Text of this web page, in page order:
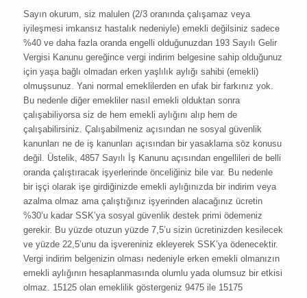
Sayın okurum, siz malulen (2/3 oranında çalışamaz veya
iyileşmesi imkansız hastalık nedeniyle) emekli değilsiniz sadece
%40 ve daha fazla oranda engelli olduğunuzdan 193 Sayılı Gelir
Vergisi Kanunu gereğince vergi indirim belgesine sahip olduğunuz
için yaşa bağlı olmadan erken yaşlılık aylığı sahibi (emekli)
olmuşsunuz. Yani normal emeklilerden en ufak bir farkınız yok.
Bu nedenle diğer emekliler nasıl emekli olduktan sonra
çalışabiliyorsa siz de hem emekli aylığını alıp hem de
çalışabilirsiniz. Çalışabilmeniz açısından ne sosyal güvenlik
kanunları ne de iş kanunları açısından bir yasaklama söz konusu
değil. Üstelik, 4857 Sayılı İş Kanunu açısından engellileri de belli
oranda çalıştıracak işyerlerinde önceliğiniz bile var. Bu nedenle
bir işçi olarak işe girdiğinizde emekli aylığınızda bir indirim veya
azalma olmaz ama çalıştığınız işyerinden alacağınız ücretin
%30’u kadar SSK’ya sosyal güvenlik destek primi ödemeniz
gerekir. Bu yüzde otuzun yüzde 7,5’u sizin ücretinizden kesilecek
ve yüzde 22,5’unu da işvereniniz ekleyerek SSK’ya ödenecektir.
Vergi indirim belgenizin olması nedeniyle erken emekli olmanızın
emekli aylığının hesaplanmasında olumlu yada olumsuz bir etkisi
olmaz. 15125 olan emeklilik göstergeniz 9475 ile 15175